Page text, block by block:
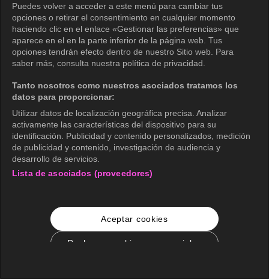
Puedes volver a acceder a este menú para cambiar tus
opciones o retirar el consentimiento en cualquier momento
haciendo clic en el enlace «Gestionar las preferencias» que
aparece en el en la parte inferior de la página web. Tus
opciones tendrán efecto dentro de nuestro Sitio web. Para
saber más, consulta nuestra política de privacidad.
Tanto nosotros como nuestros asociados tratamos los
datos para proporcionar:
Utilizar datos de localización geográfica precisa. Analizar
activamente las características del dispositivo para su
identificación. Publicidad y contenido personalizados, medición
de publicidad y contenido, investigación de audiencia y
desarrollo de servicios.
Lista de asociados (proveedores)
Aceptar cookies
Rechazar cookies no esenciales